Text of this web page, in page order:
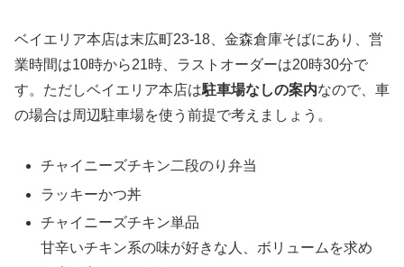
ベイエリア本店は末広町23-18、金森倉庫そばにあり、営
業時間は10時から21時、ラストオーダーは20時30分で
す。ただしベイエリア本店は駐車場なしの案内なので、車
の場合は周辺駐車場を使う前提で考えましょう。
チャイニーズチキン二段のり弁当
ラッキーかつ丼
チャイニーズチキン単品
甘辛いチキン系の味が好きな人、ボリュームを求め